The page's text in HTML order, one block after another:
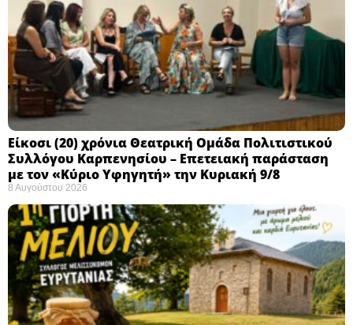
Eίκοσι (20) χρόνια Θεατρική Ομάδα Πολιτιστικού
Συλλόγου Καρπενησίου – Επετειακή παράσταση
με τον «Κύριο Υφηγητή» την Κυριακή 9/8
8 Αυγούστου 2026